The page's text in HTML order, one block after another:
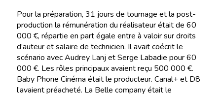
Pour la préparation, 31 jours de tournage et la post-
production la rémunération du réalisateur était de 60
000 €, répartie en part égale entre à valoir sur droits
d’auteur et salaire de technicien. Il avait coécrit le
scénario avec Audrey Lanj et Serge Labadie pour 60
000 €. Les rôles principaux avaient reçu 500 000 €.
Baby Phone Cinéma était le producteur. Canal+ et D8
l’avaient préacheté. La Belle company était le